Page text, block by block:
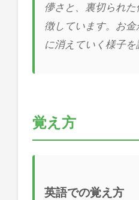
儚さと、裏切られ
徴しています。お
に消えていく様子を
覚え方
英語での覚え方